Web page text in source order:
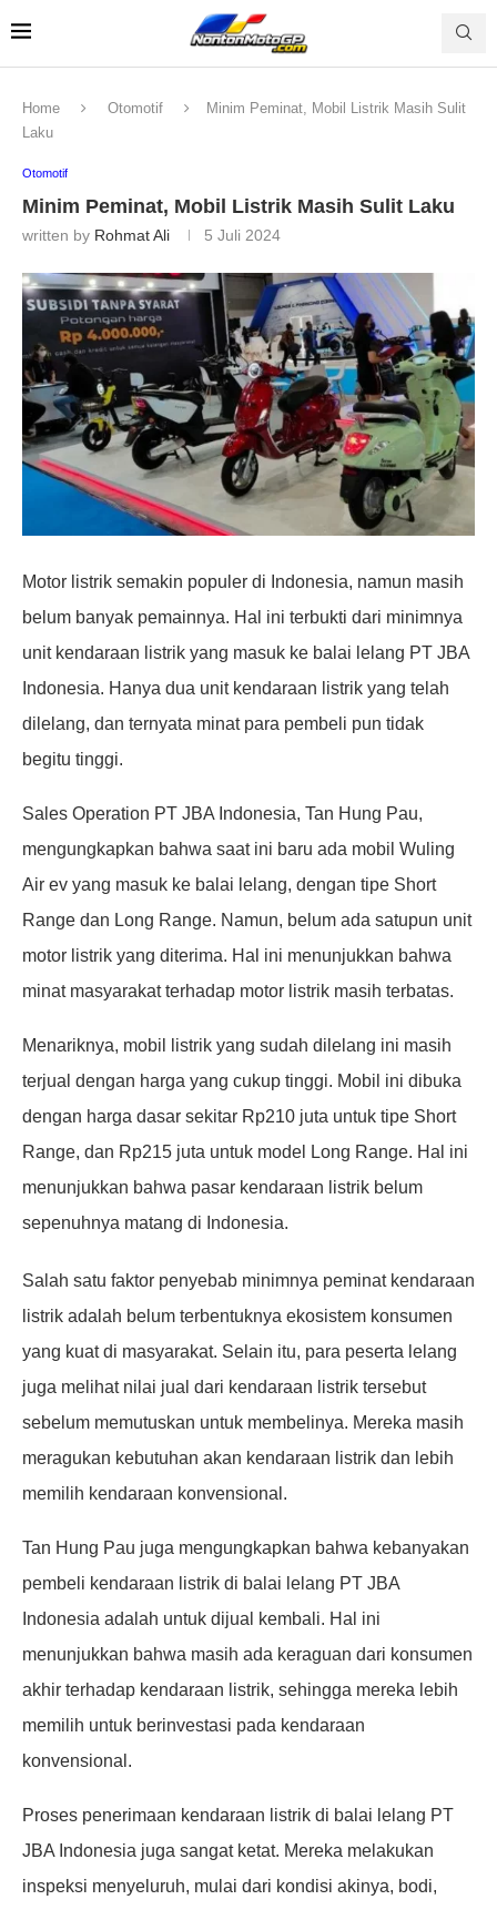
Home Otomotif
Minim Peminat, Mobil Listrik Masih Sulit
Laku
Otomotif
Minim Peminat, Mobil Listrik Masih Sulit Laku
written by Rohmat Ali 5 Juli 2024
Motor listrik semakin populer di Indonesia, namun masih
belum banyak pemainnya. Hal ini terbukti dari minimnya
unit kendaraan listrik yang masuk ke balai lelang PT JBA
Indonesia. Hanya dua unit kendaraan listrik yang telah
dilelang, dan ternyata minat para pembeli pun tidak
begitu tinggi.
Sales Operation PT JBA Indonesia, Tan Hung Pau,
mengungkapkan bahwa saat ini baru ada mobil Wuling
Air ev yang masuk ke balai lelang, dengan tipe Short
Range dan Long Range. Namun, belum ada satupun unit
motor listrik yang diterima. Hal ini menunjukkan bahwa
minat masyarakat terhadap motor listrik masih terbatas.
Menariknya, mobil listrik yang sudah dilelang ini masih
terjual dengan harga yang cukup tinggi. Mobil ini dibuka
dengan harga dasar sekitar Rp210 juta untuk tipe Short
Range, dan Rp215 juta untuk model Long Range. Hal ini
menunjukkan bahwa pasar kendaraan listrik belum
sepenuhnya matang di Indonesia.
Salah satu faktor penyebab minimnya peminat kendaraan
listrik adalah belum terbentuknya ekosistem konsumen
yang kuat di masyarakat. Selain itu, para peserta lelang
juga melihat nilai jual dari kendaraan listrik tersebut
sebelum memutuskan untuk membelinya. Mereka masih
meragukan kebutuhan akan kendaraan listrik dan lebih
memilih kendaraan konvensional.
Tan Hung Pau juga mengungkapkan bahwa kebanyakan
pembeli kendaraan listrik di balai lelang PT JBA
Indonesia adalah untuk dijual kembali. Hal ini
menunjukkan bahwa masih ada keraguan dari konsumen
akhir terhadap kendaraan listrik, sehingga mereka lebih
memilih untuk berinvestasi pada kendaraan
konvensional.
Proses penerimaan kendaraan listrik di balai lelang PT
JBA Indonesia juga sangat ketat. Mereka melakukan
inspeksi menyeluruh, mulai dari kondisi akinya, bodi,